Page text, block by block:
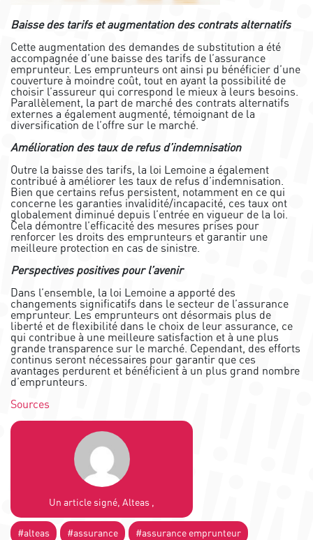
Baisse des tarifs et augmentation des contrats alternatifs
Cette augmentation des demandes de substitution a été
accompagnée d’une baisse des tarifs de l’assurance
emprunteur. Les emprunteurs ont ainsi pu bénéficier d’une
couverture à moindre coût, tout en ayant la possibilité de
choisir l’assureur qui correspond le mieux à leurs besoins.
Parallèlement, la part de marché des contrats alternatifs
externes a également augmenté, témoignant de la
diversification de l’offre sur le marché.
Amélioration des taux de refus d’indemnisation
Outre la baisse des tarifs, la loi Lemoine a également
contribué à améliorer les taux de refus d’indemnisation.
Bien que certains refus persistent, notamment en ce qui
concerne les garanties invalidité/incapacité, ces taux ont
globalement diminué depuis l’entrée en vigueur de la loi.
Cela démontre l’efficacité des mesures prises pour
renforcer les droits des emprunteurs et garantir une
meilleure protection en cas de sinistre.
Perspectives positives pour l’avenir
Dans l’ensemble, la loi Lemoine a apporté des
changements significatifs dans le secteur de l’assurance
emprunteur. Les emprunteurs ont désormais plus de
liberté et de flexibilité dans le choix de leur assurance, ce
qui contribue à une meilleure satisfaction et à une plus
grande transparence sur le marché. Cependant, des efforts
continus seront nécessaires pour garantir que ces
avantages perdurent et bénéficient à un plus grand nombre
d’emprunteurs.
Sources
Un article signé, Alteas ,
#alteas #assurance #assurance emprunteur